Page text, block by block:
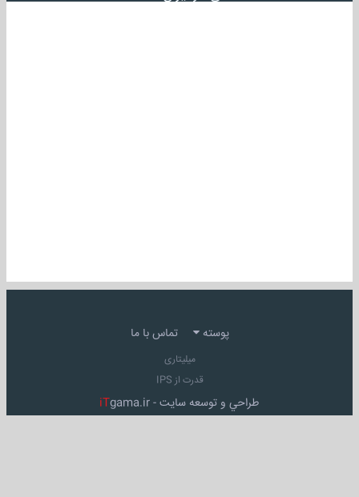
پوسته تماس با ما
میلیتاری
قدرت از IPS
طراحي و توسعه سايت - iTgama.ir